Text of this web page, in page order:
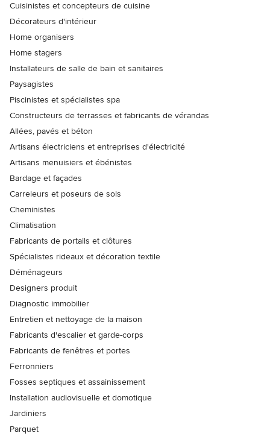
Cuisinistes et concepteurs de cuisine
Décorateurs d'intérieur
Home organisers
Home stagers
Installateurs de salle de bain et sanitaires
Paysagistes
Piscinistes et spécialistes spa
Constructeurs de terrasses et fabricants de vérandas
Allées, pavés et béton
Artisans électriciens et entreprises d'électricité
Artisans menuisiers et ébénistes
Bardage et façades
Carreleurs et poseurs de sols
Cheministes
Climatisation
Fabricants de portails et clôtures
Spécialistes rideaux et décoration textile
Déménageurs
Designers produit
Diagnostic immobilier
Entretien et nettoyage de la maison
Fabricants d'escalier et garde-corps
Fabricants de fenêtres et portes
Ferronniers
Fosses septiques et assainissement
Installation audiovisuelle et domotique
Jardiniers
Parquet